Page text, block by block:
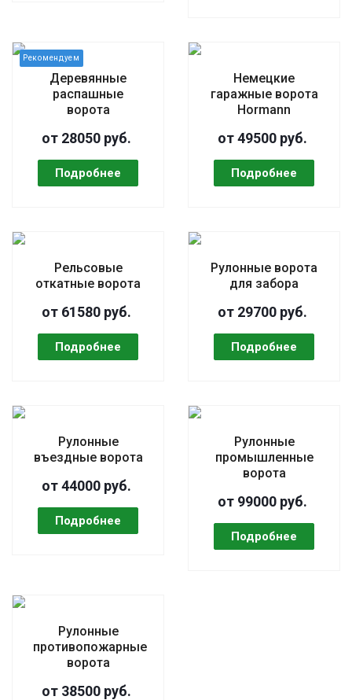
Деревянные
распашные
ворота
от 28050 руб.
Немецкие
гаражные ворота
Hormann
от 49500 руб.
Рельсовые
откатные ворота
от 61580 руб.
Рулонные ворота
для забора
от 29700 руб.
Рулонные
въездные ворота
от 44000 руб.
Рулонные
промышленные
ворота
от 99000 руб.
Рулонные
противопожарные
ворота
от 38500 руб.